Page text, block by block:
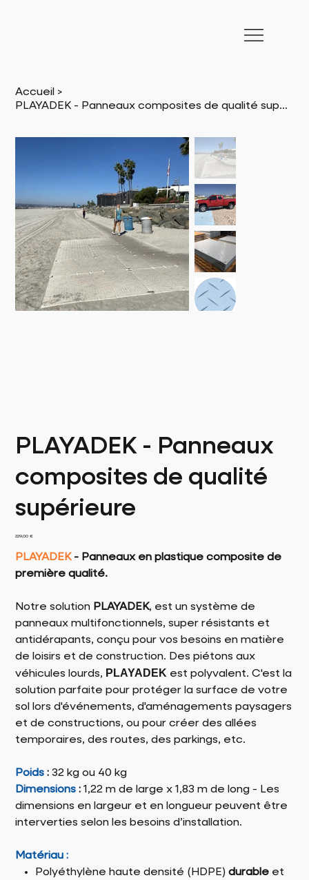
Accueil >
PLAYADEK - Panneaux composites de qualité supérieure
PLAYADEK - Panneaux
composites de qualité
supérieure
Prix
229,00 €
PLAYADEK- Panneaux en plastique composite de
première qualité.
Notre solution PLAYADEK, est un système de
panneaux multifonctionnels, super résistants et
antidérapants, conçu pour vos besoins en matière
de loisirs et de construction. Des piétons aux
véhicules lourds, PLAYADEK est polyvalent. C'est la
solution parfaite pour protéger la surface de votre
sol lors d'événements, d'aménagements paysagers
et de constructions, ou pour créer des allées
temporaires, des routes, des parkings, etc.
Poids : 32 kg ou 40 kg
Dimensions: 1,22 m de large x 1,83 m de long - Les
dimensions en largeur et en longueur peuvent être
interverties selon les besoins d’installation.
Matériau :
Polyéthylène haute densité (HDPE)durable et